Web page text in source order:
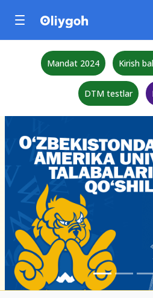
Mandat 2024 Kirish
DTM testlar